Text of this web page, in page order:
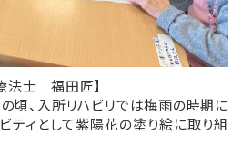
法士 福田匠】
頃、入所リハビリでは梅雨の時期に
ティとして紫陽花の塗り絵に取り組